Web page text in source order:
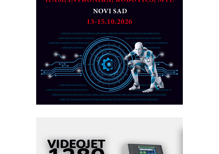
CTO - Prilagodite svoju toplinsku
Razvoj asortimanskog pravca MINI-
PLC AKYTEC
AUKOM: Svetski standard metrologije
dostupan u Srbiji
MOTOMAN – NEXT-Robotika vođena
veštačkom inteligencijom
I.SAFE MOBILE revolucioniše
Fleksibilno stezanje i brzo
podešavanje u proizvodnji prototipova